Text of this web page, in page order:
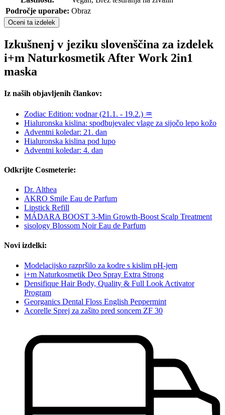
Področje uporabe: Obraz
Oceni ta izdelek
Izkušnenj v jeziku slovenščina za izdelek
i+m Naturkosmetik After Work 2in1
maska
Iz naših objavljenih člankov:
Zodiac Edition: vodnar (21.1. - 19.2.) ♒
Hialuronska kislina: spodbujevalec vlage za sijočo lepo kožo
Adventni koledar: 21. dan
Hialuronska kislina pod lupo
Adventni koledar: 4. dan
Odkrijte Cosmeterie:
Dr. Althea
AKRO Smile Eau de Parfum
Lipstick Refill
MÁDARA BOOST 3-Min Growth-Boost Scalp Treatment
sisology Blossom Noir Eau de Parfum
Novi izdelki:
Modelacijsko razpršilo za kodre s kislim pH-jem
i+m Naturkosmetik Deo Spray Extra Strong
Densifique Hair Body, Quality & Full Look Activator
Program
Georganics Dental Floss English Peppermint
Acorelle Sprej za zašito pred soncem ZF 30